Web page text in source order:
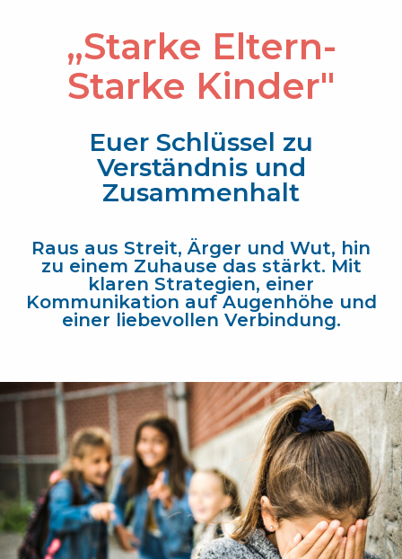
„Starke Eltern-
Starke Kinder"
Euer Schlüssel zu
Verständnis und
Zusammenhalt
Raus aus Streit, Ärger und Wut, hin
zu einem Zuhause das stärkt. Mit
klaren Strategien, einer
Kommunikation auf Augenhöhe und
einer liebevollen Verbindung.